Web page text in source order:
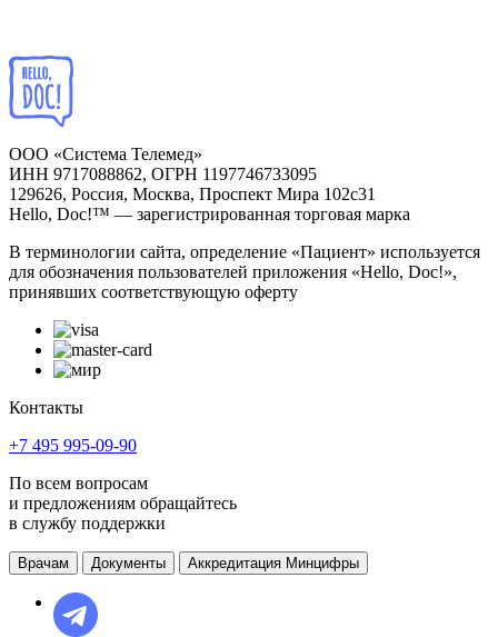
ООО «Система Телемед»
ИНН 9717088862, ОГРН 1197746733095
129626, Россия, Москва, Проспект Мира 102с31
Hello, Doc!™ — зарегистрированная торговая марка
В терминологии сайта, определение «Пациент» используется
для обозначения пользователей приложения «Hello, Doc!»,
принявших соответствующую оферту
Контакты
+7 495 995-09-90
По всем вопросам
и предложениям обращайтесь
в службу поддержки
Врачам Документы Аккредитация Минцифры